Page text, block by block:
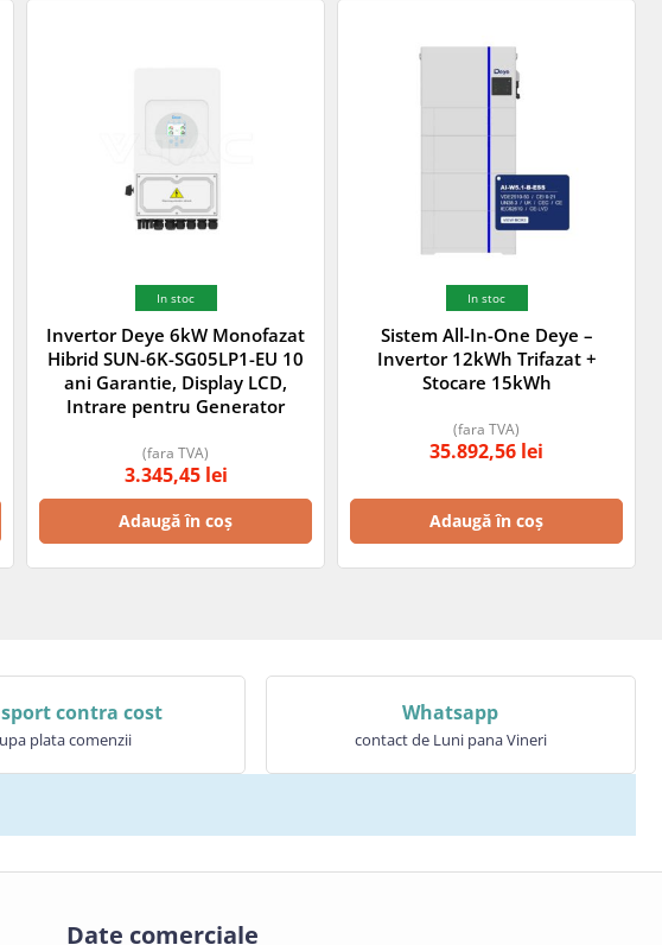
In stoc
Invertor Deye 6kW Monofazat
Hibrid SUN-6K-SG05LP1-EU 10
ani Garantie, Display LCD,
Intrare pentru Generator
3.345,45 lei
(fara TVA)
Adaugă în coș
In stoc
Sistem All-In-One Deye –
Invertor 12kWh Trifazat +
Stocare 15kWh
35.892,56 lei
(fara TVA)
Adaugă în coș
contra cost
plata comenzii
Whatsapp
contact de Luni pana Vineri
Date comerciale